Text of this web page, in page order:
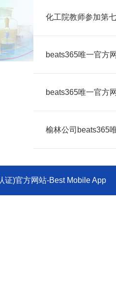
化工院教师参加第
beats365唯一官方
beats365唯一官方
榆林公司beats365
证)官方网站-Best Mobile